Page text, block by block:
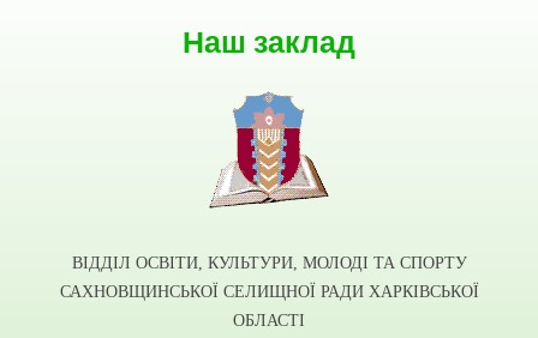
Наш заклад
ВІДДІЛ ОСВІТИ, КУЛЬТУРИ, МОЛОДІ ТА СПОРТУ
САХНОВЩИНСЬКОЇ СЕЛИЩНОЇ РАДИ ХАРКІВСЬКОЇ
ОБЛАСТІ